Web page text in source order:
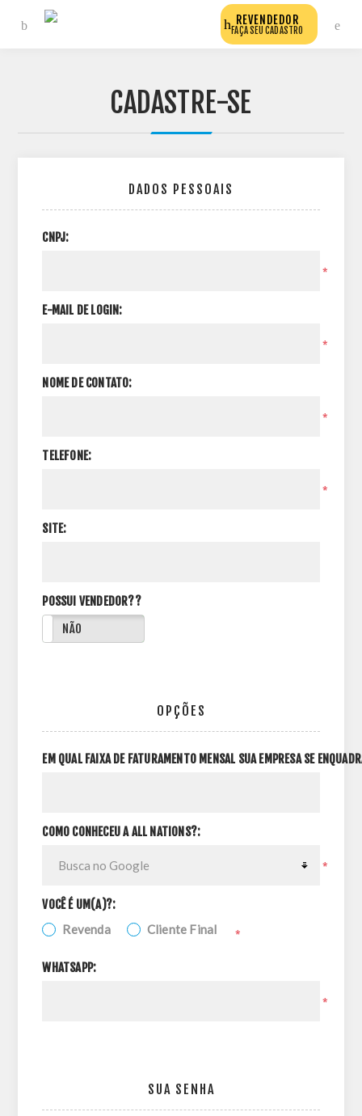
REVENDEDOR
FAÇA SEU CADASTRO
CADASTRE-SE
DADOS PESSOAIS
CNPJ:
*
E-MAIL DE LOGIN:
*
NOME DE CONTATO:
*
TELEFONE:
*
SITE:
POSSUI VENDEDOR??
NÃO
OPÇÕES
EM QUAL FAIXA DE FATURAMENTO MENSAL SUA EMPRESA SE
COMO CONHECEU A ALL NATIONS?:
*
VOCÊ É UM(A)?:
Revenda Cliente Final *
WHATSAPP:
*
SUA SENHA